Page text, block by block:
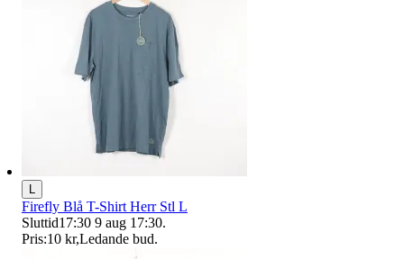
L
Firefly Blå T-Shirt Herr Stl L
Sluttid17:30 9 aug 17:30.
Pris:10 kr,Ledande bud.